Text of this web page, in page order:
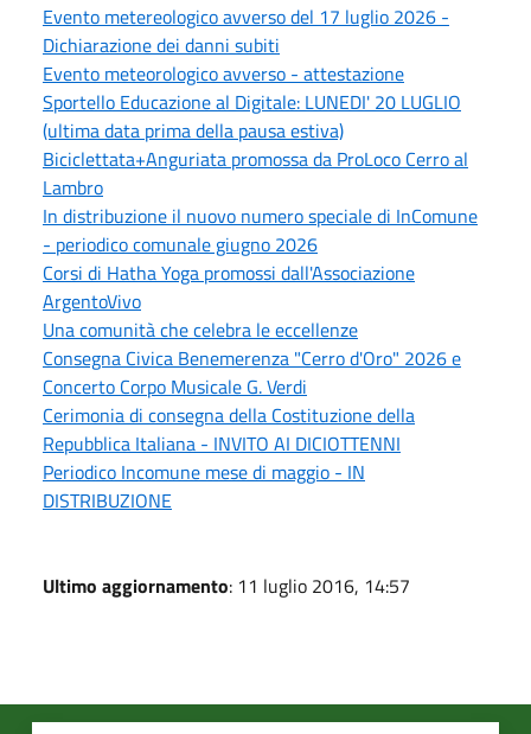
Evento metereologico avverso del 17 luglio 2026 -
Dichiarazione dei danni subiti
Evento meteorologico avverso - attestazione
Sportello Educazione al Digitale: LUNEDI' 20 LUGLIO
(ultima data prima della pausa estiva)
Biciclettata+Anguriata promossa da ProLoco Cerro al
Lambro
In distribuzione il nuovo numero speciale di InComune
- periodico comunale giugno 2026
Corsi di Hatha Yoga promossi dall'Associazione
ArgentoVivo
Una comunità che celebra le eccellenze
Consegna Civica Benemerenza "Cerro d'Oro" 2026 e
Concerto Corpo Musicale G. Verdi
Cerimonia di consegna della Costituzione della
Repubblica Italiana - INVITO AI DICIOTTENNI
Periodico Incomune mese di maggio - IN
DISTRIBUZIONE
Ultimo aggiornamento: 11 luglio 2016, 14:57